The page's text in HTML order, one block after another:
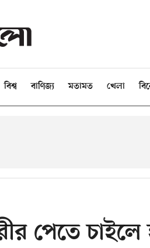
বিশ্ব বাণিজ্য মতামত খেলা
পেতে চাইলে